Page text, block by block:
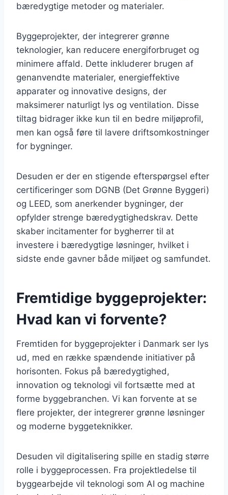
bæredygtige metoder og materialer.
Byggeprojekter, der integrerer grønne
teknologier, kan reducere energiforbruget og
minimere affald. Dette inkluderer brugen af
genanvendte materialer, energieffektive
apparater og innovative designs, der
maksimerer naturligt lys og ventilation. Disse
tiltag bidrager ikke kun til en bedre miljøprofil,
men kan også føre til lavere driftsomkostninger
for bygninger.
Desuden er der en stigende efterspørgsel efter
certificeringer som DGNB (Det Grønne Byggeri)
og LEED, som anerkender bygninger, der
opfylder strenge bæredygtighedskrav. Dette
skaber incitamenter for bygherrer til at
investere i bæredygtige løsninger, hvilket i
sidste ende gavner både miljøet og samfundet.
Fremtidige byggeprojekter:
Hvad kan vi forvente?
Fremtiden for byggeprojekter i Danmark ser lys
ud, med en række spændende initiativer på
horisonten. Fokus på bæredygtighed,
innovation og teknologi vil fortsætte med at
forme byggebranchen. Vi kan forvente at se
flere projekter, der integrerer grønne løsninger
og moderne byggeteknikker.
Desuden vil digitalisering spille en stadig større
rolle i byggeprocessen. Fra projektledelse til
byggearbejde vil teknologi som AI og machine